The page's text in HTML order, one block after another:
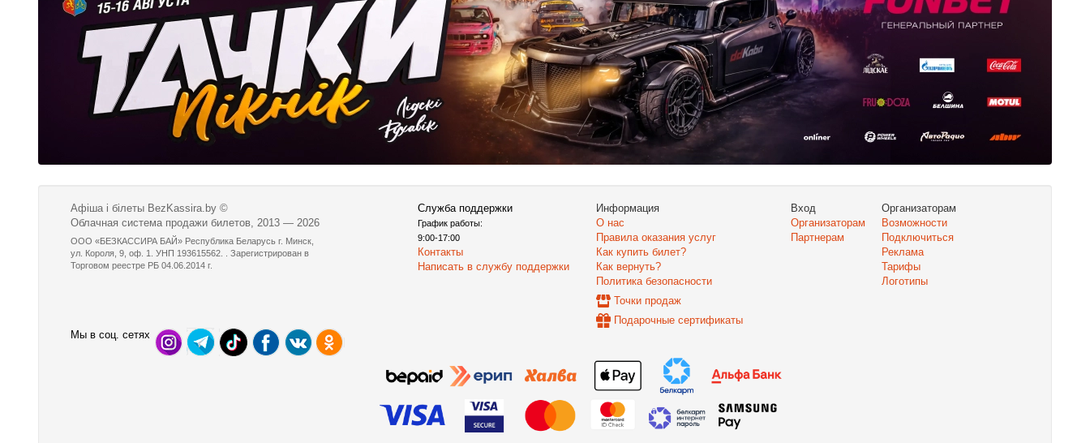
Афіша і білеты BezKassira.by ©
Облачная система продажи билетов, 2013 — 2026
ООО «БЕЗКАССИРА БАЙ» Республика Беларусь г. Минск,
ул. Короля, 9, оф. 1. УНП 193615562. . Зарегистрирован в
Торговом реестре РБ 04.06.2014 г.
Служба поддержки
График работы:
9:00-17:00
Контакты
Написать в службу поддержки
Информация
О нас
Правила оказания услуг
Как купить билет?
Как вернуть?
Политика безопасности
Точки продаж
Подарочные сертификаты
Вход
Организаторам
Партнерам
Организаторам
Возможности
Подключиться
Реклама
Тарифы
Логотипы
Мы в соц. сетях